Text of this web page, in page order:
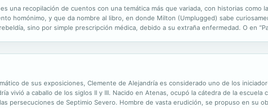
una recopilación de cuentos con una temática más que variada, con historias como
homónimo, y que da nombre al libro, en donde Milton (Umplugged) sabe
sino por simple prescripción médica, debido a su extraña enfermedad. O en
de sus exposiciones, Clemente de Alejandría es considerado uno de los
vivió a caballo de los siglos II y III. Nacido en Atenas, ocupó la cátedra de la
persecuciones de Septimio Severo. Hombre de vasta erudición, se propuso en su